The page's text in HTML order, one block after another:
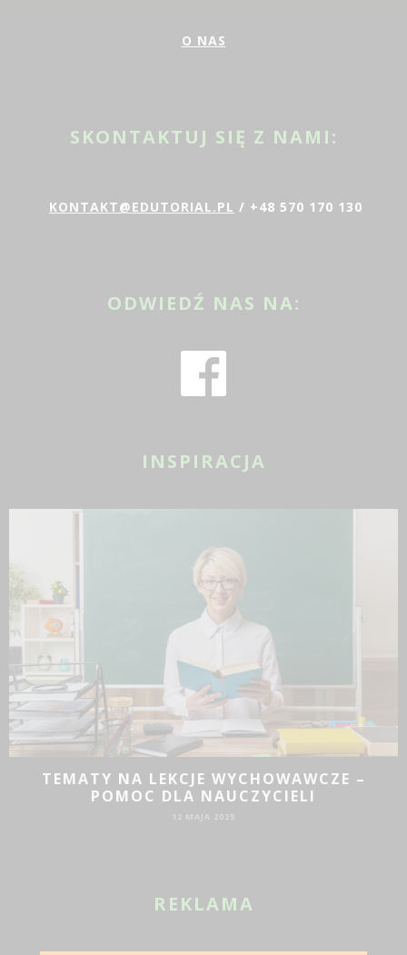
O NAS
SKONTAKTUJ SIĘ Z NAMI:
KONTAKT@EDUTORIAL.PL / +48 570 170 130
ODWIEDŹ NAS NA:
INSPIRACJA
TEMATY NA LEKCJE WYCHOWAWCZE –
POMOC DLA NAUCZYCIELI
12 MAJA 2025
REKLAMA